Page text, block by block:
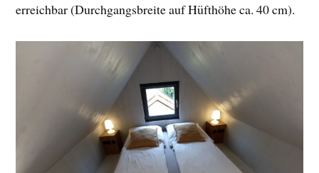
erreichbar (Durchgangsbreite auf Hüfthöhe ca. 40 cm).